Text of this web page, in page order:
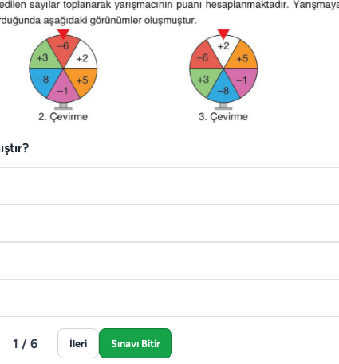
1 / 6 İleri Sınavı Bitir